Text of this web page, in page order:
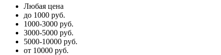
Любая цена
до 1000 руб.
1000-3000 руб.
3000-5000 руб.
5000-10000 руб.
от 10000 руб.